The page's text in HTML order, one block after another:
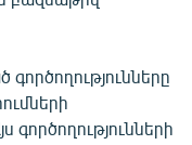
գործողությունները
գործողությունների